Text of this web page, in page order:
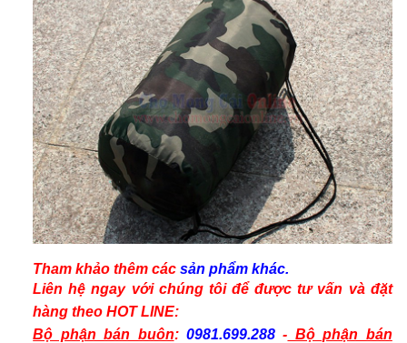
Tham khảo thêm cácsản phẩm khác.
Liên hệ ngay với chúng tôi để được tư vấn và đặt
hàng theoHOT LINE:
Bộ phận bán buôn: 0981.699.288 - Bộ phận bán